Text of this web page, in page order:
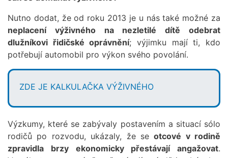
Nutno dodat, že od roku 2013 je u nás také možné za
neplacení výživného na nezletilé dítě odebrat
dlužníkovi řidičské oprávnění; výjimku mají ti, kdo
potřebují automobil pro výkon svého povolání.
ZDE JE KALKULAČKA VÝŽIVNÉHO
Výzkumy, které se zabývaly postavením a situací sólo
rodičů po rozvodu, ukázaly, že seotcové v rodině
zpravidla brzy ekonomicky přestávají angažovat.